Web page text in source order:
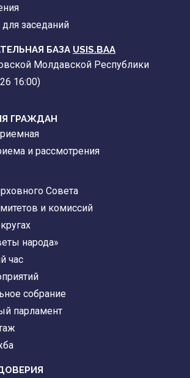
заседаний
БАЗА USIS.BAA
Молдавской Республики
16:00)
ГРАЖДАН
и рассмотрения
Совета
и комиссий
народа»
час
собрание
парламент